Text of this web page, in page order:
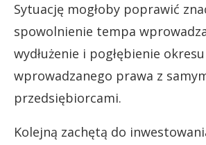
Sytuację mogłoby poprawić
spowolnienie tempa
wydłużenie i pogłębienie
wprowadzanego prawa z
przedsiębiorcami.
Kolejną zachętą do